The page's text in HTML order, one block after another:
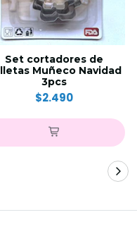
Set cortadores de
Muñeco Navidad
3pcs
$2.490